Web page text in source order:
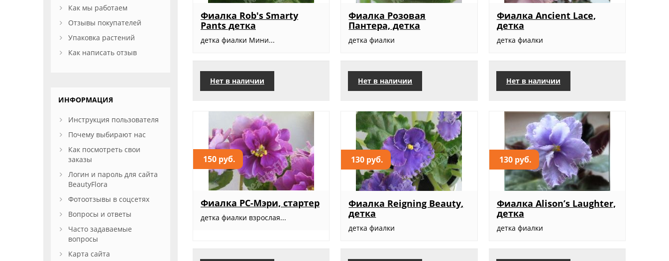
Фиалка Rob's Smarty
Pants детка
детка фиалки Мини...
Нет в наличии
Фиалка Розовая
Пантера, детка
детка фиалки
Нет в наличии
Фиалка Ancient Lace,
детка
детка фиалки
Нет в наличии
150 руб.
Фиалка РС-Мэри, стартер
детка фиалки взрослая...
130 руб.
Фиалка Reigning Beauty,
детка
детка фиалки
130 руб.
Фиалка Alison’s Laughter,
детка
детка фиалки
Как мы работаем
Отзывы покупателей
Упаковка растений
Как написать отзыв
ИНФОРМАЦИЯ
Инструкция пользователя
Почему выбирают нас
Как посмотреть свои
заказы
Логин и пароль для сайта
BeautyFlora
Фотоотзывы в соцсетях
Вопросы и ответы
Часто задаваемые
вопросы
Карта сайта